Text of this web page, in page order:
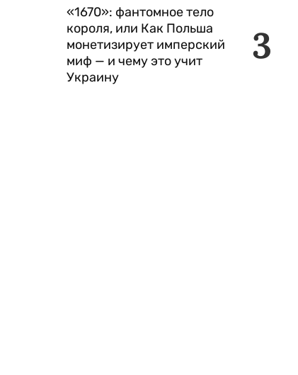
3
«1670»: фантомное тело
короля, или Как Польша
монетизирует имперский
миф — и чему это учит
Украину